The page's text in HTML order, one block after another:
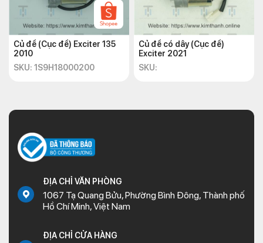
Củ đề (Cục đề) Exciter 135
2010
SKU: 1S9H18000200
Củ đề có dây (Cục đề)
Exciter 2021
SKU:
ĐỊA CHỈ VĂN PHÒNG
1067 Tạ Quang Bửu, Phường Bình Đông, Thành phố
Hồ Chí Minh, Việt Nam
ĐỊA CHỈ CỬA HÀNG